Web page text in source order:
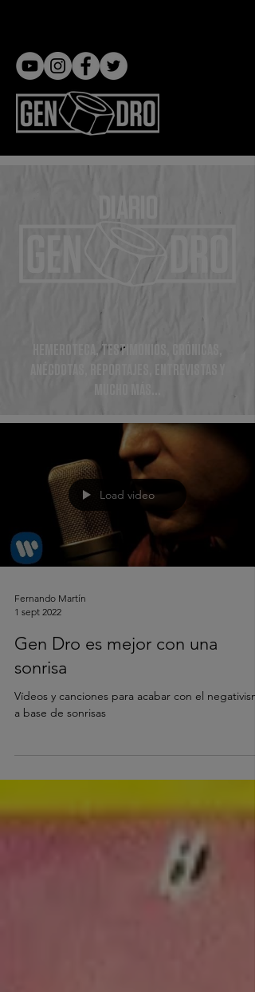
HEMEROTECA, TESTIMONIOS, CRÓNICAS,
ANÉCDOTAS, REPORTAJES, ENTREVISTAS Y
Load video
Fernando Martín
1 sept 2022
Gen Dro es mejor con una
sonrisa
Vídeos y canciones para acabar con el
a base de sonrisas